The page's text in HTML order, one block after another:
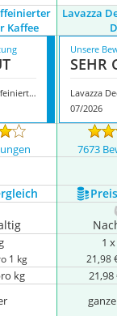
Kaffee
Lavazza
Lucaffé Entkoffeinierter gemahlener Kaffee
Unsere
SEHR
07/2026
7673
1 kg
1
21,98
kg